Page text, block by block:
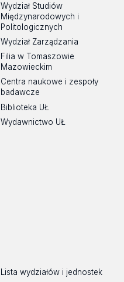
Wydział Studiów
Międzynarodowych i
Politologicznych
Wydział Zarządzania
Filia w Tomaszowie
Mazowieckim
Centra naukowe i zespoły
badawcze
Biblioteka UŁ
Wydawnictwo UŁ
Lista wydziałów i jednostek